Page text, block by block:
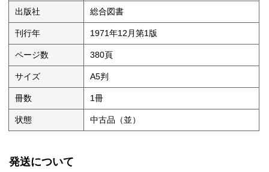
出版社 総合図書
刊行年 1971年12月第1版
ページ数 380頁
サイズ A5判
冊数 1冊
状態 中古品（並）
発送について